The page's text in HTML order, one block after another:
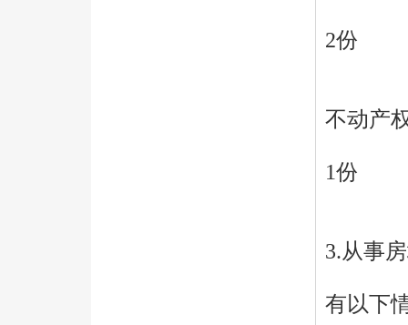
2份
不动产
1份
3.从事
有以下